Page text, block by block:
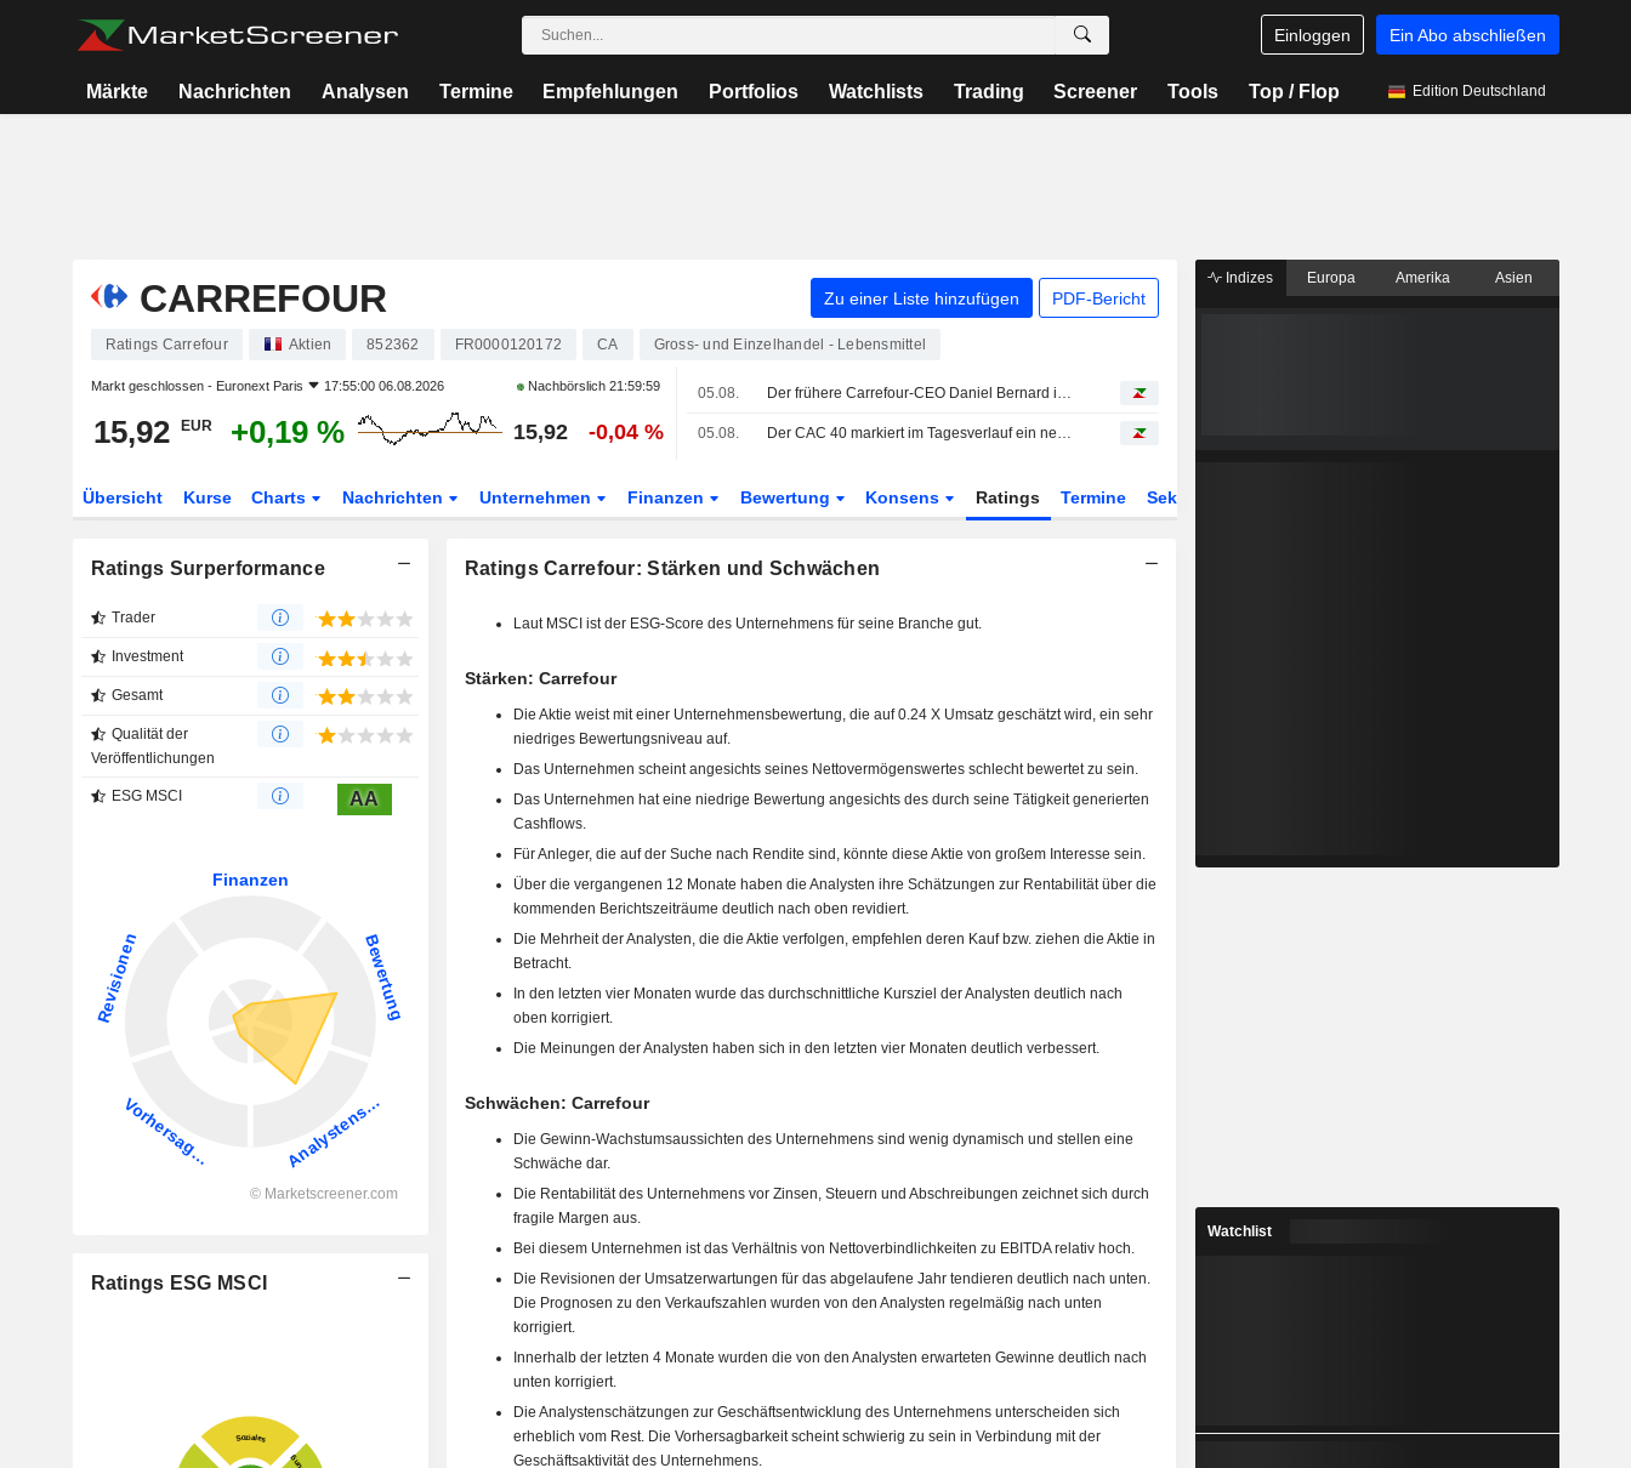
Einloggen Ein Abo abschließen
Märkte Nachrichten Analysen Termine Empfehlungen Portfolios Watchlists Trading Screener Tools Top / Flop Edition Deutschland
CARREFOUR Zu einer Liste hinzufügen PDF-Bericht
Ratings Carrefour Aktien 852362 FR0000120172 CA Gross- und Einzelhandel - Lebensmittel
Markt geschlossen - Euronext Paris 17:55:00 06.08.2026 Nachbörslich 21:59:59
15,92 EUR +0,19 % 15,92 -0,04 %
05.08. Der frühere Carrefour-CEO Daniel Bernard ist gestorben
05.08. Der CAC 40 markiert im Tagesverlauf ein neues Rekordhoch, auch der DAX 40 auf dem Gipfel
Übersicht Kurse Charts Nachrichten Unternehmen Finanzen Bewertung Konsens Ratings Termine Sektor
Ratings Surperformance
Trader
Investment
Gesamt
Qualität der
Veröffentlichungen
ESG MSCI AA
Ratings ESG MSCI
Ratings Carrefour: Stärken und Schwächen
Laut MSCI ist der ESG-Score des Unternehmens für seine Branche gut.
Stärken: Carrefour
Die Aktie weist mit einer Unternehmensbewertung, die auf 0.24 X Umsatz geschätzt wird, ein sehr
niedriges Bewertungsniveau auf.
Das Unternehmen scheint angesichts seines Nettovermögenswertes schlecht bewertet zu sein.
Das Unternehmen hat eine niedrige Bewertung angesichts des durch seine Tätigkeit generierten
Cashflows.
Für Anleger, die auf der Suche nach Rendite sind, könnte diese Aktie von großem Interesse sein.
Über die vergangenen 12 Monate haben die Analysten ihre Schätzungen zur Rentabilität über die
kommenden Berichtszeiträume deutlich nach oben revidiert.
Die Mehrheit der Analysten, die die Aktie verfolgen, empfehlen deren Kauf bzw. ziehen die Aktie in
Betracht.
In den letzten vier Monaten wurde das durchschnittliche Kursziel der Analysten deutlich nach
oben korrigiert.
Die Meinungen der Analysten haben sich in den letzten vier Monaten deutlich verbessert.
Schwächen: Carrefour
Die Gewinn-Wachstumsaussichten des Unternehmens sind wenig dynamisch und stellen eine
Schwäche dar.
Die Rentabilität des Unternehmens vor Zinsen, Steuern und Abschreibungen zeichnet sich durch
fragile Margen aus.
Bei diesem Unternehmen ist das Verhältnis von Nettoverbindlichkeiten zu EBITDA relativ hoch.
Die Revisionen der Umsatzerwartungen für das abgelaufene Jahr tendieren deutlich nach unten.
Die Prognosen zu den Verkaufszahlen wurden von den Analysten regelmäßig nach unten
korrigiert.
Innerhalb der letzten 4 Monate wurden die von den Analysten erwarteten Gewinne deutlich nach
unten korrigiert.
Die Analystenschätzungen zur Geschäftsentwicklung des Unternehmens unterscheiden sich
erheblich vom Rest. Die Vorhersagbarkeit scheint schwierig zu sein in Verbindung mit der
Geschäftsaktivität des Unternehmens.
Indizes Europa Amerika Asien
Watchlist